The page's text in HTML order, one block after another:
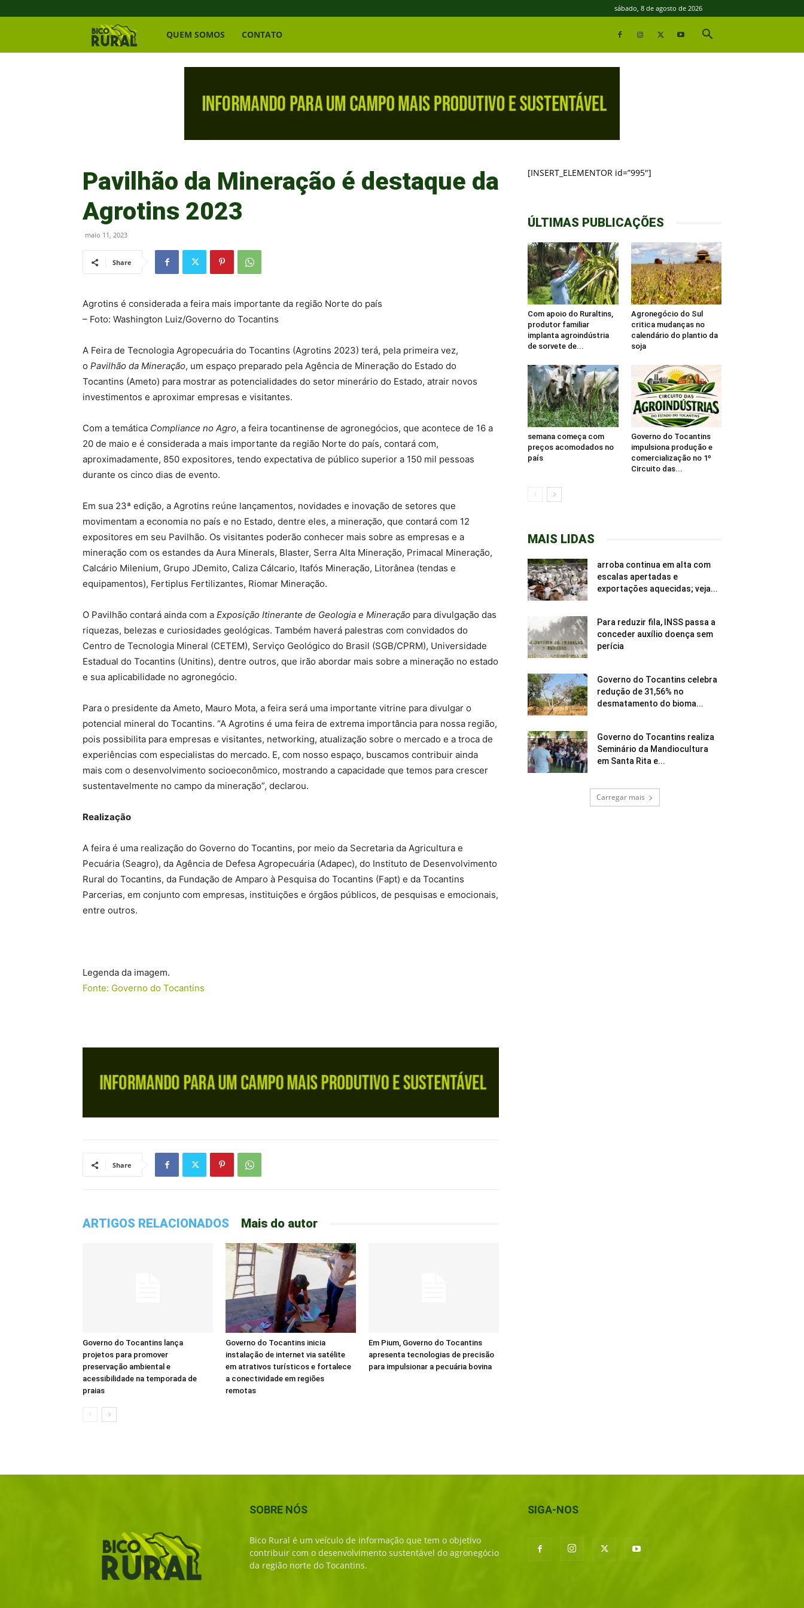
sábado, 8 de agosto de 2026
Bico
QUEM SOMOS CONTATO
Pavilhão da Mineração é destaque da
Agrotins 2023
maio 11, 2023
Share
Agrotins é considerada a feira mais importante da região Norte do país
– Foto: Washington Luiz/Governo do Tocantins
A Feira de Tecnologia Agropecuária do Tocantins (Agrotins 2023) terá, pela primeira vez,
o Pavilhão da Mineração, um espaço preparado pela Agência de Mineração do Estado do
Tocantins (Ameto) para mostrar as potencialidades do setor minerário do Estado, atrair novos
investimentos e aproximar empresas e visitantes.
Com a temática Compliance no Agro, a feira tocantinense de agronegócios, que acontece de 16 a
20 de maio e é considerada a mais importante da região Norte do país, contará com,
aproximadamente, 850 expositores, tendo expectativa de público superior a 150 mil pessoas
durante os cinco dias de evento.
Em sua 23ª edição, a Agrotins reúne lançamentos, novidades e inovação de setores que
movimentam a economia no país e no Estado, dentre eles, a mineração, que contará com 12
expositores em seu Pavilhão. Os visitantes poderão conhecer mais sobre as empresas e a
mineração com os estandes da Aura Minerals, Blaster, Serra Alta Mineração, Primacal Mineração,
Calcário Milenium, Grupo JDemito, Caliza Cálcario, Itafós Mineração, Litorânea (tendas e
equipamentos), Fertiplus Fertilizantes, Riomar Mineração.
O Pavilhão contará ainda com a Exposição Itinerante de Geologia e Mineração para divulgação das
riquezas, belezas e curiosidades geológicas. Também haverá palestras com convidados do
Centro de Tecnologia Mineral (CETEM), Serviço Geológico do Brasil (SGB/CPRM), Universidade
Estadual do Tocantins (Unitins), dentre outros, que irão abordar mais sobre a mineração no estado
e sua aplicabilidade no agronegócio.
Para o presidente da Ameto, Mauro Mota, a feira será uma importante vitrine para divulgar o
potencial mineral do Tocantins. “A Agrotins é uma feira de extrema importância para nossa região,
pois possibilita para empresas e visitantes, networking, atualização sobre o mercado e a troca de
experiências com especialistas do mercado. E, com nosso espaço, buscamos contribuir ainda
mais com o desenvolvimento socioeconômico, mostrando a capacidade que temos para crescer
sustentavelmente no campo da mineração”, declarou.
Realização
A feira é uma realização do Governo do Tocantins, por meio da Secretaria da Agricultura e
Pecuária (Seagro), da Agência de Defesa Agropecuária (Adapec), do Instituto de Desenvolvimento
Rural do Tocantins, da Fundação de Amparo à Pesquisa do Tocantins (Fapt) e da Tocantins
Parcerias, em conjunto com empresas, instituições e órgãos públicos, de pesquisas e emocionais,
entre outros.
Legenda da imagem.
Fonte: Governo do Tocantins
Share
ARTIGOS RELACIONADOS Mais do autor
Governo do Tocantins lança
projetos para promover
preservação ambiental e
acessibilidade na temporada de
praias
Governo do Tocantins inicia
instalação de internet via satélite
em atrativos turísticos e fortalece
a conectividade em regiões
remotas
Em Pium, Governo do Tocantins
apresenta tecnologias de precisão
para impulsionar a pecuária bovina
[INSERT_ELEMENTOR id=”995″]
ÚLTIMAS PUBLICAÇÕES
Com apoio do Ruraltins,
produtor familiar
implanta agroindústria
de sorvete de...
Agronegócio do Sul
critica mudanças no
calendário do plantio da
soja
semana começa com
preços acomodados no
país
Governo do Tocantins
impulsiona produção e
comercialização no 1º
Circuito das...
MAIS LIDAS
arroba continua em alta com
escalas apertadas e
exportações aquecidas; veja...
Para reduzir fila, INSS passa a
conceder auxílio doença sem
perícia
Governo do Tocantins celebra
redução de 31,56% no
desmatamento do bioma...
Governo do Tocantins realiza
Seminário da Mandiocultura
em Santa Rita e...
Carregar mais
SOBRE NÓS
Bico Rural é um veículo de informação que tem o objetivo
contribuir com o desenvolvimento sustentável do agronegócio
da região norte do Tocantins.
SIGA-NOS